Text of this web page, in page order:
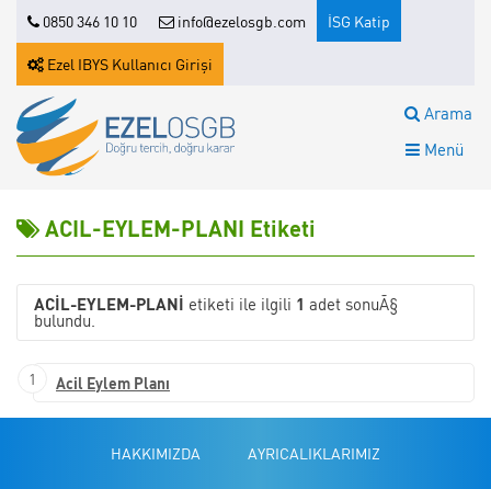
0850 346 10 10 info@ezelosgb.com İSG Katip
Ezel IBYS Kullanıcı Girişi
Arama
Menü
ACIL-EYLEM-PLANI Etiketi
ACIL-EYLEM-PLANI etiketi ile ilgili 1 adet sonuÃ§
bulundu.
1 Acil Eylem Planı
HAKKIMIZDA AYRICALIKLARIMIZ